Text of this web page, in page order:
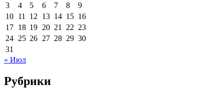
3
4 5 6 7 8
9
10 11 12 13 14 15 16
17 18 19 20 21 22 23
24 25 26 27 28 29 30
31
« Июл
Рубрики